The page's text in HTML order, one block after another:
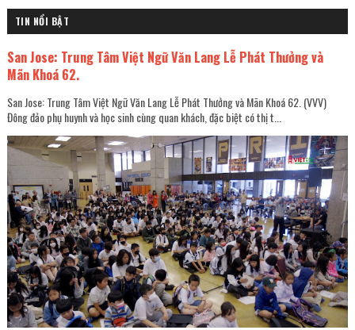
TIN NỔI BẬT
San Jose: Trung Tâm Việt Ngữ Văn Lang Lễ Phát Thưởng và
Mãn Khoá 62.
San Jose: Trung Tâm Việt Ngữ Văn Lang Lễ Phát Thưởng và Mãn Khoá 62. (VVV)
Đông đảo phụ huynh và học sinh cùng quan khách, đặc biệt có thị t...